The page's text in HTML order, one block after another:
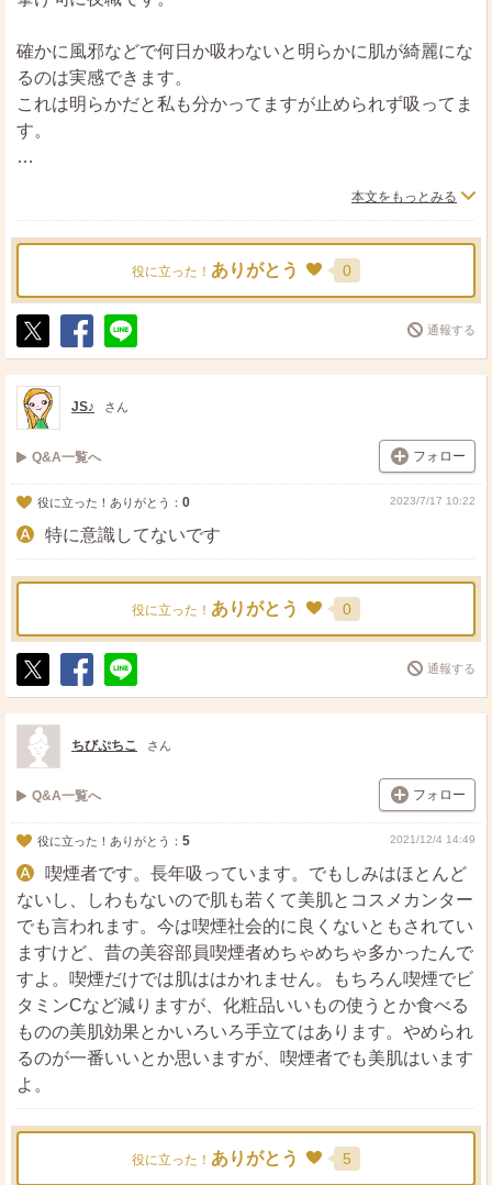
確かに風邪などで何日か吸わないと明らかに肌が綺麗にな
るのは実感できます。
これは明らかだと私も分かってますが止められず吸ってま
す。
タミンCを摂取しケアは人一倍しているかなと思います。
月1で美容クリニックに行ったり、必ず化粧を落としてス
キンケアもして寝ています。
タバコを我慢してストレスためる方が良くない気がして吸
ってるのでその分、他のことで気をつけてますかね。。。
思ったりもしますw
本文をもっとみる
役に立った！ ありがとう 0
ポ
ス
ト
シ
ェ
送
る
通報する
JS♪ さん
Q&A一覧へ フォロー
役に立った！ありがとう： 0 2023/7/17 10:22
特に意識してないです
役に立った！ ありがとう 0
ポ
ス
ト
シ
ェ
送
る
通報する
ちびぷちこ さん
Q&A一覧へ フォロー
役に立った！ありがとう： 5 2021/12/4 14:49
喫煙者です。長年吸っています。でもしみはほとんど
ないし、しわもないので肌も若くて美肌とコスメカンター
でも言われます。今は喫煙社会的に良くないともされてい
ますけど、昔の美容部員喫煙者めちゃめちゃ多かったんで
すよ。喫煙だけでは肌ははかれません。もちろん喫煙でビ
タミンCなど減りますが、化粧品いいもの使うとか食べる
ものの美肌効果とかいろいろ手立てはあります。やめられ
るのが一番いいとか思いますが、喫煙者でも美肌はいます
よ。
役に立った！ ありがとう 5